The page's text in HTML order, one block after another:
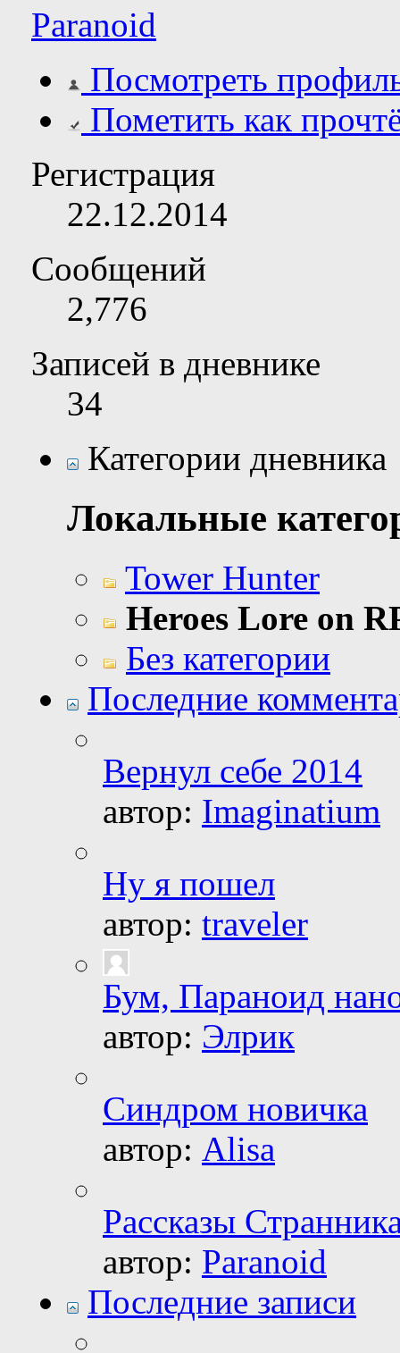
Paranoid
Посмотреть
Пометить как
Регистрация
22.12.2014
Сообщений
2,776
Записей в дневнике
34
Категории дневника
Локальные
Tower Hunter
Heroes Lore on
Без категории
Последние
Вернул себе 2014
автор: Imaginatium
Ну я пошел
автор: traveler
Бум, Параноид
автор: Элрик
Синдром новичка
автор: Alisa
Рассказы
автор: Paranoid
Последние записи